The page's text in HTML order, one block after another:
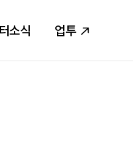
소식 업투